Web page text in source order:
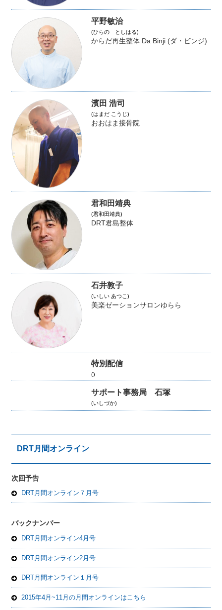
平野敏治
(ひらの としはる)
からだ再生整体 Da Binji (ダ・ビンジ)
濱田 浩司
(はまだ こうじ)
おおはま接骨院
君和田靖典
(君和田靖典)
DRT君島整体
石井敦子
(いしい あつこ)
美楽ゼーションサロンゆらら
特別配信
()
サポート事務局 石塚
(いしづか)
DRT月間オンライン
次回予告
DRT月間オンライン７月号
バックナンバー
DRT月間オンライン4月号
DRT月間オンライン2月号
DRT月間オンライン１月号
2015年4月~11月の月間オンラインはこちら